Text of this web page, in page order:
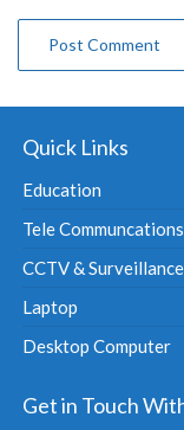
Quick Links
Education
Tele Communcations
CCTV & Surveillance
Laptop
Desktop Computer
Get in Touch